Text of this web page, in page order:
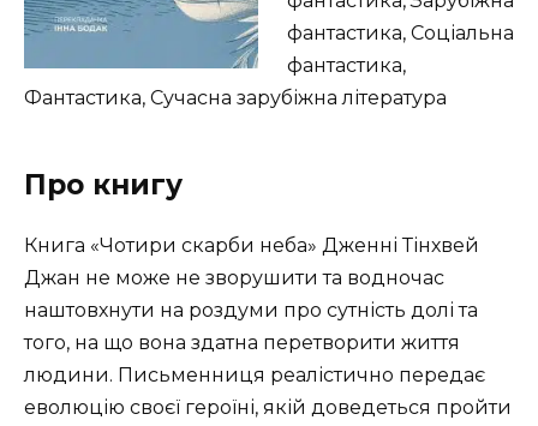
фантастика, Соціальна
фантастика,
Фантастика, Сучасна зарубіжна література
Про книгу
Книга «Чотири скарби неба» Дженні Тінхвей
Джан не може не зворушити та водночас
наштовхнути на роздуми про сутність долі та
того, на що вона здатна перетворити життя
людини. Письменниця реалістично передає
еволюцію своєї героїні, якій доведеться пройти